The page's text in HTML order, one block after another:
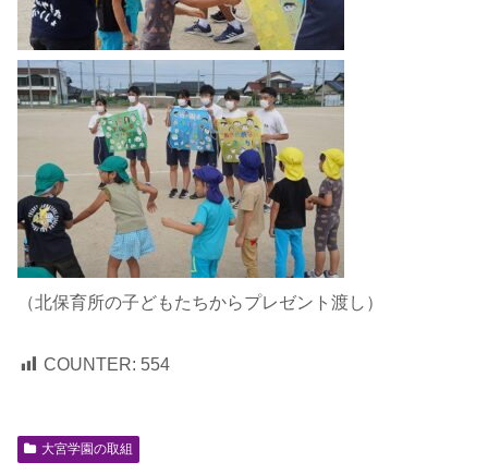
（北保育所の子どもたちからプレゼント渡し）
COUNTER: 554
大宮学園の取組